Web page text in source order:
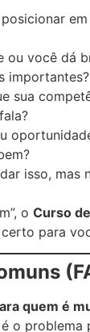
ou você dá
importantes?
sua
isso, mas
o Curso
para
quem é
é o